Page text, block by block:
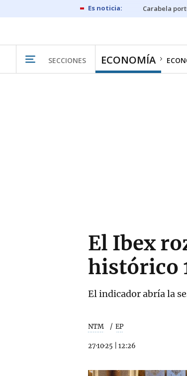
Carabela
SECCIONES ECONOMÍA
El Ibex
histórico
El indicador abría la
NTM EP
27·10·25 12:26